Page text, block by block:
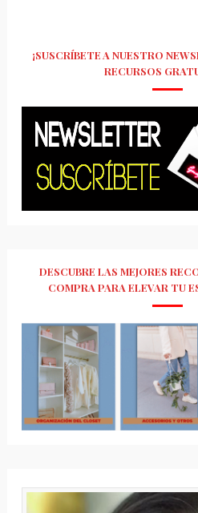
¡SUSCRÍBETE A NUESTRO
RECURSOS
DESCUBRE LAS MEJORES
COMPRA PARA ELEVAR TU